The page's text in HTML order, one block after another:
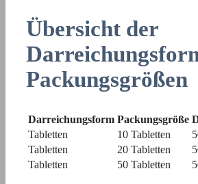
Übersicht der
Packungsgrößen
Darreichungsform Packungsgröße
Tabletten
10 Tabletten
Tabletten
20 Tabletten
Tabletten
50 Tabletten